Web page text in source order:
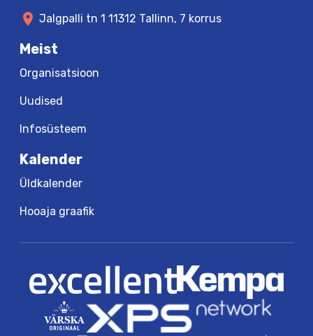
location_on Jalgpalli tn 1 11312 Tallinn, 7 korrus
Meist
Organisatsioon
Uudised
Infosüsteem
Kalender
Üldkalender
Hooaja graafik